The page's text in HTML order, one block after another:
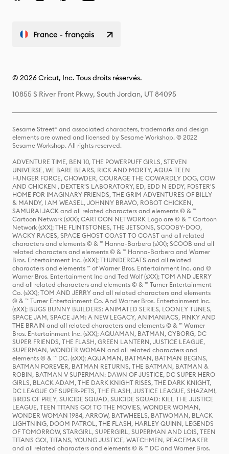
France - français
© 2026 Cricut, Inc. Tous droits réservés.
10855 S River Front Pkwy, South Jordan, UT 84095
Sesame Street® and associated characters, trademarks and design
elements are owned and licensed by Sesame Workshop. © 2022
Sesame Workshop. All rights reserved.
ADVENTURE TIME, BEN 10, THE POWERPUFF GIRLS, STEVEN
UNIVERSE, WE BARE BEARS, RICK AND MORTY, AQUA TEEN
HUNGER FORCE, CHOWDER, COURAGE THE COWARDLY DOG, COW
AND CHICKEN , DEXTER'S LABORATORY, ED, EDD N EDDY, FOSTER'S
HOME FOR IMAGINARY FRIENDS, THE GRIM ADVENTURES OF BILLY
& MANDY, I AM WEASEL, JOHNNY BRAVO, ROBOT CHICKEN,
SAMURAI JACK and all related characters and elements © & ™
Cartoon Network (sXX); CARTOON NETWORK Logo are © & ™ Cartoon
Network (sXX); THE FLINTSTONES, THE JETSONS, SCOOBY-DOO,
WACKY RACES, SPACE GHOST COAST TO COAST and all related
characters and elements © & ™ Hanna-Barbera (sXX); SCOOB and all
related characters and elements © & ™ Hanna-Barbera and Warner
Bros. Entertainment Inc. (sXX); THUNDERCATS and all related
characters and elements ™ of Warner Bros. Entertainment Inc. and ©
Warner Bros. Entertainment Inc and Ted Wolf (sXX); TOM AND JERRY
and all related characters and elements © & ™ Turner Entertainment
Co. (sXX); TOM AND JERRY and all related characters and elements
© & ™ Turner Entertainment Co. And Warner Bros. Entertainment Inc.
(sXX); BUGS BUNNY BUILDERS: ANIMATED SERIES, LOONEY TUNES,
SPACE JAM, SPACE JAM: A NEW LEGACY, ANIMANIACS, PINKY AND
THE BRAIN and all related characters and elements © & ™ Warner
Bros. Entertainment Inc. (sXX); AQUAMAN, BATMAN, CYBORG, DC
SUPER FRIENDS, THE FLASH, GREEN LANTERN, JUSTICE LEAGUE,
SUPERMAN, WONDER WOMAN and all related characters and
elements © & ™ DC. (sXX); AQUAMAN, BATMAN, BATMAN BEGINS,
BATMAN FOREVER, BATMAN RETURNS, THE BATMAN, BATMAN &
ROBIN, BATMAN V SUPERMAN: DAWN OF JUSTICE, DC SUPER HERO
GIRLS, BLACK ADAM, THE DARK KNIGHT RISES, THE DARK KNIGHT,
DC LEAGUE OF SUPER-PETS, THE FLASH, JUSTICE LEAGUE, SHAZAM!,
BIRDS OF PREY, SUICIDE SQUAD, SUICIDE SQUAD: KILL THE JUSTICE
LEAGUE, TEEN TITANS GO! TO THE MOVIES, WONDER WOMAN,
WONDER WOMAN 1984, ARROW, BATWHEELS, BATWOMAN, BLACK
LIGHTNING, DOOM PATROL, THE FLASH, HARLEY QUINN, LEGENDS
OF TOMORROW, STARGIRL, SUPERGIRL, SUPERMAN AND LOIS, TEEN
TITANS GO!, TITANS, YOUNG JUSTICE, WATCHMEN, PEACEMAKER
and all related characters and elements © & ™ DC and Warner Bros.